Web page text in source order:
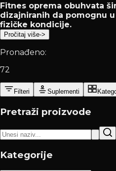
Fitnes oprema obuhvata
dizajniranih da pomognu
fizičke kondicije.
Pročitaj više->
Pronađeno:
72
Filteri Suplementi
Pretraži proizvode
Kategorije